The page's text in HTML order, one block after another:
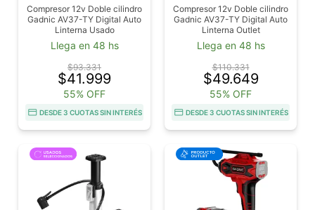
Compresor 12v Doble cilindro
Gadnic AV37-TY Digital Auto
Linterna Usado
Llega en 48 hs
$93.331
$41.999
55% OFF
DESDE 3 CUOTAS SIN INTERÉS
Compresor 12v Doble cilindro
Gadnic AV37-TY Digital Auto
Linterna Outlet
Llega en 48 hs
$110.331
$49.649
55% OFF
DESDE 3 CUOTAS SIN INTERÉS